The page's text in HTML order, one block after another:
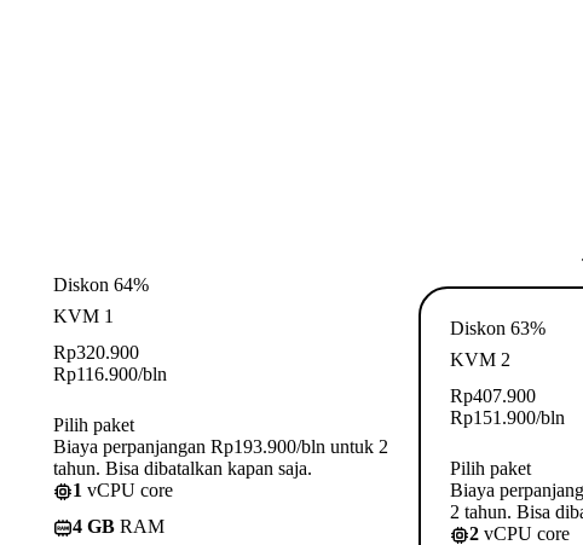
Diskon 64%
KVM 1
Rp320.900
Rp116.900/bln
Pilih paket
Biaya perpanjangan Rp193.900/bln untuk 2
tahun. Bisa dibatalkan kapan saja.
1 vCPU core
4 GB RAM
Diskon 63%
KVM 2
Rp407.900
Rp151.900/bln
Pilih paket
Biaya
2 tahun. Bisa
2 vCPU core